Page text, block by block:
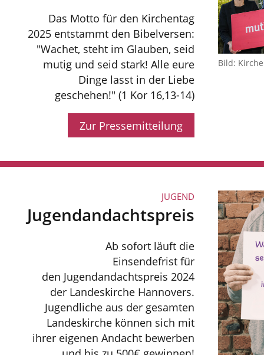
Das Motto für den Kirchentag
2025 entstammt den Bibelversen:
"Wachet, steht im Glauben, seid
mutig und seid stark! Alle eure
Dinge lasst in der Liebe
geschehen!" (1 Kor 16,13-14)
Zur Pressemitteilung
Bild:
JUGEND
Jugendandachtspreis
Ab sofort läuft die
Einsendefrist für
den Jugendandachtspreis 2024
der Landeskirche Hannovers.
Jugendliche aus der gesamten
Landeskirche können sich mit
ihrer eigenen Andacht bewerben